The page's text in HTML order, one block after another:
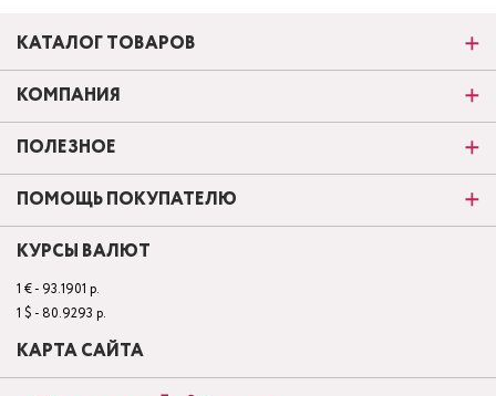
КАТАЛОГ ТОВАРОВ
КОМПАНИЯ
ПОЛЕЗНОЕ
ПОМОЩЬ ПОКУПАТЕЛЮ
КУРСЫ ВАЛЮТ
1 € - 93.1901 р.
1 $ - 80.9293 р.
КАРТА САЙТА